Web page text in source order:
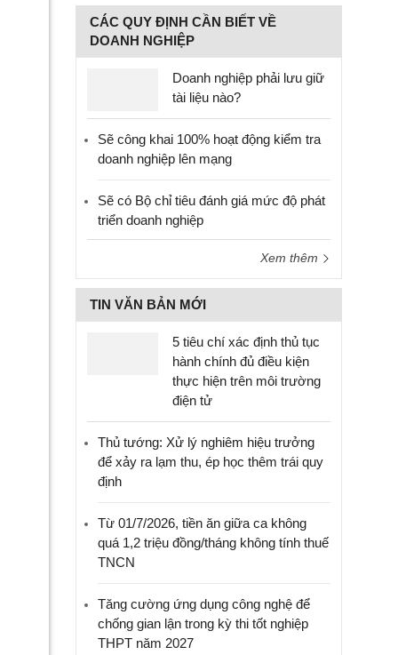
CÁC QUY ĐỊNH CẦN BIẾT VỀ
DOANH NGHIỆP
Doanh nghiệp phải lưu giữ
tài liệu nào?
Sẽ công khai 100% hoạt động kiểm tra
doanh nghiệp lên mạng
Sẽ có Bộ chỉ tiêu đánh giá mức độ phát
triển doanh nghiệp
Xem thêm
TIN VĂN BẢN MỚI
5 tiêu chí xác định thủ tục
hành chính đủ điều kiện
thực hiện trên môi trường
điện tử
Thủ tướng: Xử lý nghiêm hiệu trưởng
để xảy ra lạm thu, ép học thêm trái quy
định
Từ 01/7/2026, tiền ăn giữa ca không
quá 1,2 triệu đồng/tháng không tính thuế
TNCN
Tăng cường ứng dụng công nghệ để
chống gian lận trong kỳ thi tốt nghiệp
THPT năm 2027